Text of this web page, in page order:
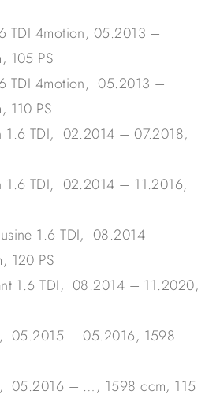
TDI 4motion, 05.2013 –
105 PS
TDI 4motion, 05.2013 –
110 PS
1.6 TDI, 02.2014 – 07.2018,
1.6 TDI, 02.2014 – 11.2016,
1.6 TDI, 08.2014 –
120 PS
1.6 TDI, 08.2014 – 11.2020,
05.2015 – 05.2016, 1598
05.2016 – …, 1598 ccm, 115